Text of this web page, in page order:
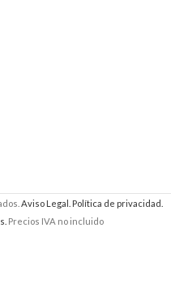
Aviso Legal.
Política de privacidad.
Precios IVA no incluido